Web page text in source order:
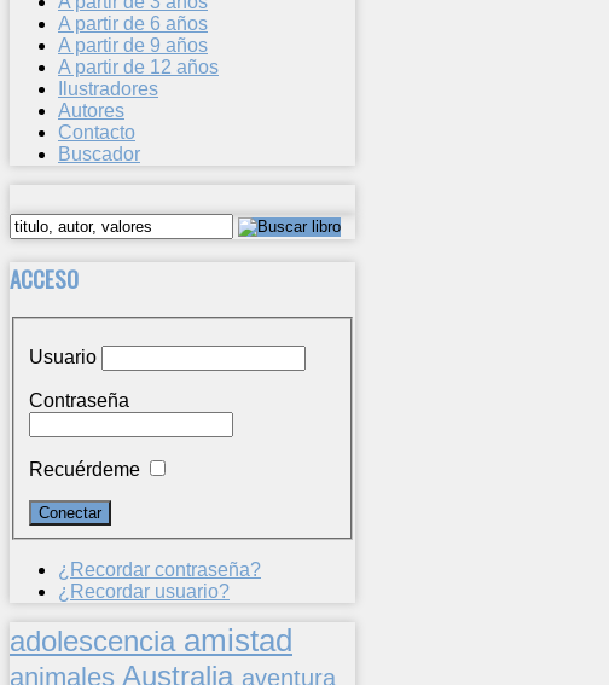
A partir de 6 años
A partir de 9 años
A partir de 12 años
Ilustradores
Autores
Contacto
Buscador
ACCESO
Usuario
Contraseña
Recuérdeme
¿Recordar contraseña?
¿Recordar usuario?
adolescencia amistad
animales Australia aventura